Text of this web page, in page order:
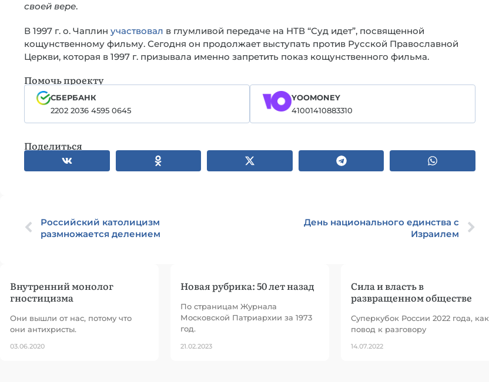
своей вере.
В 1997 г. о. Чаплин участвовал в глумливой передаче на НТВ “Суд идет”, посвященной
кощунственному фильму. Сегодня он продолжает выступать против Русской Православной
Церкви, которая в 1997 г. призывала именно запретить показ кощунственного фильма.
Помочь проекту
СБЕРБАНК
2202 2036 4595 0645
YOOMONEY
41001410883310
Поделиться
Российский католицизм
размножается делением
День национального единства с
Израилем
Внутренний монолог
гностицизма
Они вышли от нас, потому что
они антихристы.
03.06.2020
Новая рубрика: 50 лет назад
По страницам Журнала
Московской Патриархии за 1973
год.
21.02.2023
Сила и власть в
развращенном обществе
Суперкубок России 2022 года, как
повод к разговору
14.07.2022